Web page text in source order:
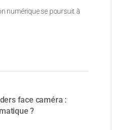
numérique se poursuit à
face caméra :
?